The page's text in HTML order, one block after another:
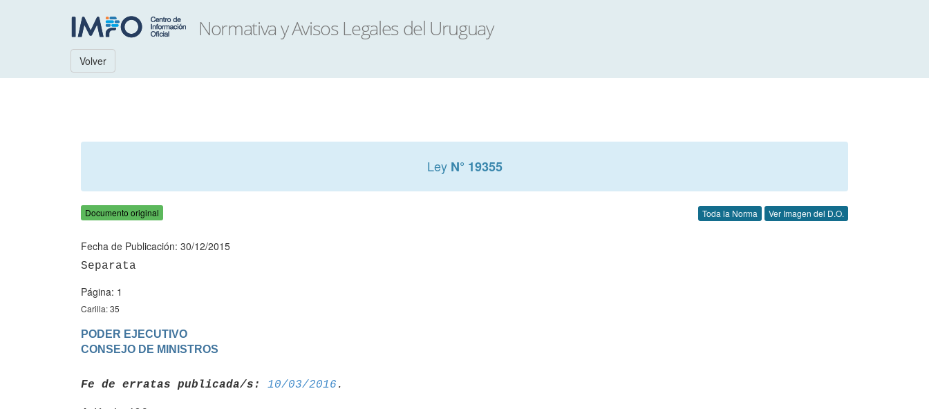
Volver
Ley N° 19355
Documento original Toda la Norma Ver Imagen del D.O.
Fecha de Publicación: 30/12/2015
Página: 1
Carilla: 35
PODER EJECUTIVO
Fe de erratas publicada/s: 10/03/2016